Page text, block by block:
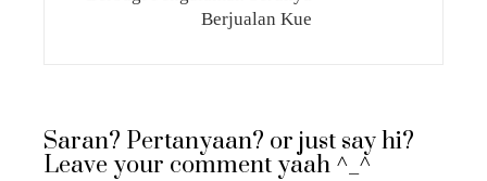
Berjualan Kue
Saran? Pertanyaan? or just say hi?
Leave your comment yaah ^_^